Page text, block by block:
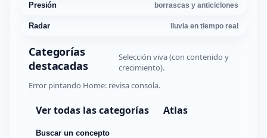
Presión borrascas y anticiclones
Radar lluvia en tiempo real
Categorías
destacadas
Selección viva (con contenido y
crecimiento).
Error pintando Home: revisa consola.
Ver todas las categorías Atlas
Buscar un concepto